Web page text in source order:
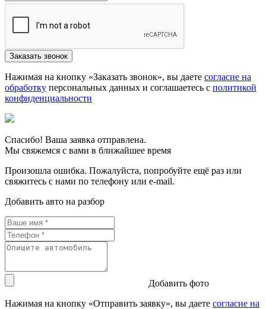
Нажимая на кнопку «Заказать звонок», вы даете согласие на
обработку персональных данных и соглашаетесь c политикой
конфиденциальности
Спасибо! Ваша заявка отправлена.
Мы свяжемся с вами в ближайшее время
Произошла ошибка. Пожалуйста, попробуйте ещё раз или
свяжитесь с нами по телефону или e-mail.
Добавить авто на разбор
Добавить фото
Нажимая на кнопку «Отправить заявку», вы даете согласие на